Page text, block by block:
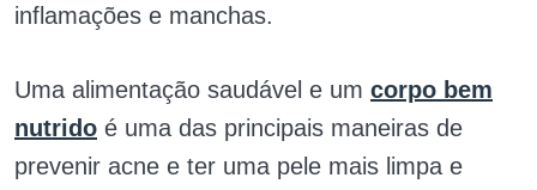
inflamações e manchas.
Uma alimentação saudável e um corpo bem
nutrido é uma das principais maneiras de
prevenir acne e ter uma pele mais limpa e